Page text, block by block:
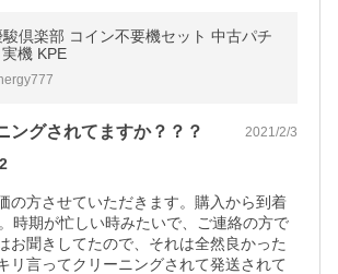
倶楽部 コイン不要機セット 中古パチ
実機 KPE
ングされてますか？？？ 2021/2/3
2
の方させていただきます。購入から到着
時期が忙しい時みたいで、ご連絡の方で
お聞きしてたので、それは全然良かった
リ言ってクリーニングされて発送されて